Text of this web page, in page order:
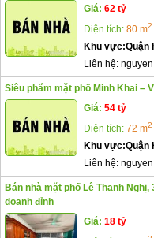
Giá: 62 tỷ
Diện tích: 80 m2
Khu vực:Quận
Liên hệ:
Siêu phẩm mặt phố Minh Khai –
Giá: 54 tỷ
Diện tích: 72 m2
Khu vực:Quận
Liên hệ:
Bán nhà mặt phố Lê Thanh
doanh đỉnh
Giá: 18 tỷ